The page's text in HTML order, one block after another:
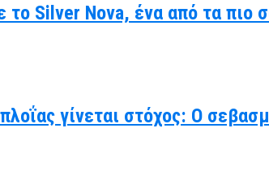
το Silver Nova, ένα από τα πιο
γίνεται στόχος: Ο